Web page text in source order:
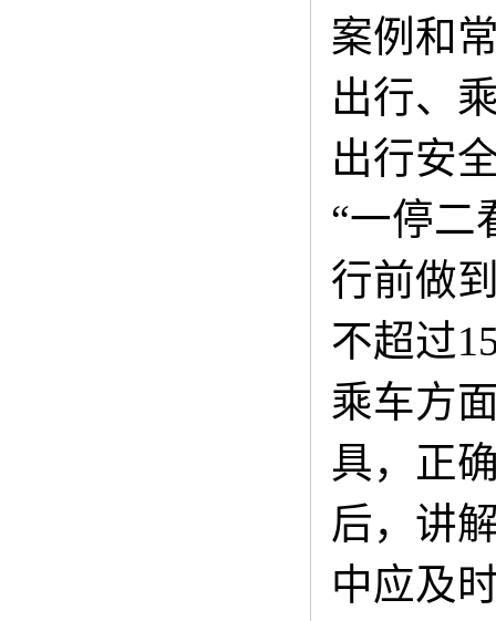
案例和
出行、
出行安
“一停二
行前做
不超过
乘车方
具，正
后，讲
中应及